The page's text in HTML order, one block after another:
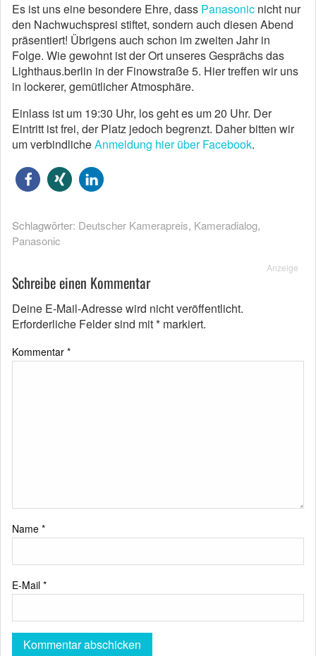
Es ist uns eine besondere Ehre, dass Panasonic nicht nur
den Nachwuchspresi stiftet, sondern auch diesen Abend
präsentiert! Übrigens auch schon im zweiten Jahr in
Folge. Wie gewohnt ist der Ort unseres Gesprächs das
Lighthaus.berlin in der Finowstraße 5. Hier treffen wir uns
in lockerer, gemütlicher Atmosphäre.
Einlass ist um 19:30 Uhr, los geht es um 20 Uhr. Der
Eintritt ist frei, der Platz jedoch begrenzt. Daher bitten wir
um verbindlicheAnmeldung hier über Facebook.
Schlagwörter: Deutscher Kamerapreis, Kameradialog,
Panasonic
Anzeige
Schreibe einen Kommentar
Deine E-Mail-Adresse wird nicht veröffentlicht.
Erforderliche Felder sind mit* markiert.
Kommentar *
Name *
E-Mail *